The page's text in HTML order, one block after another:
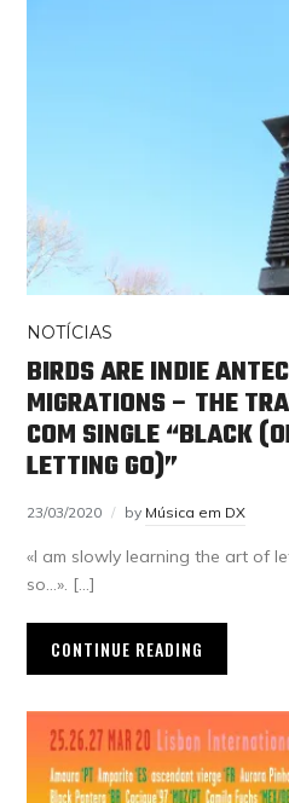
NOTÍCIAS
BIRDS ARE INDIE
MIGRATIONS – THE
COM SINGLE “BLACK
LETTING GO)”
23/03/2020 by Música em DX
«I am slowly learning the art of
so…». […]
CONTINUE READING